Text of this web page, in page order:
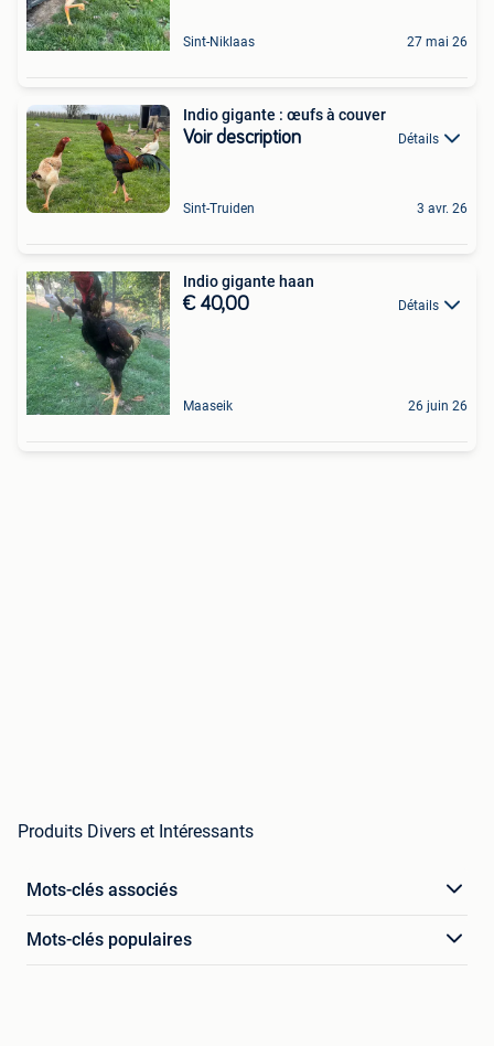
Sint-Niklaas 27 mai 26
Indio gigante : œufs à couver
Voir description Détails
Sint-Truiden 3 avr. 26
Indio gigante haan
€ 40,00 Détails
Maaseik 26 juin 26
Produits Divers et Intéressants
Mots-clés associés
Mots-clés populaires